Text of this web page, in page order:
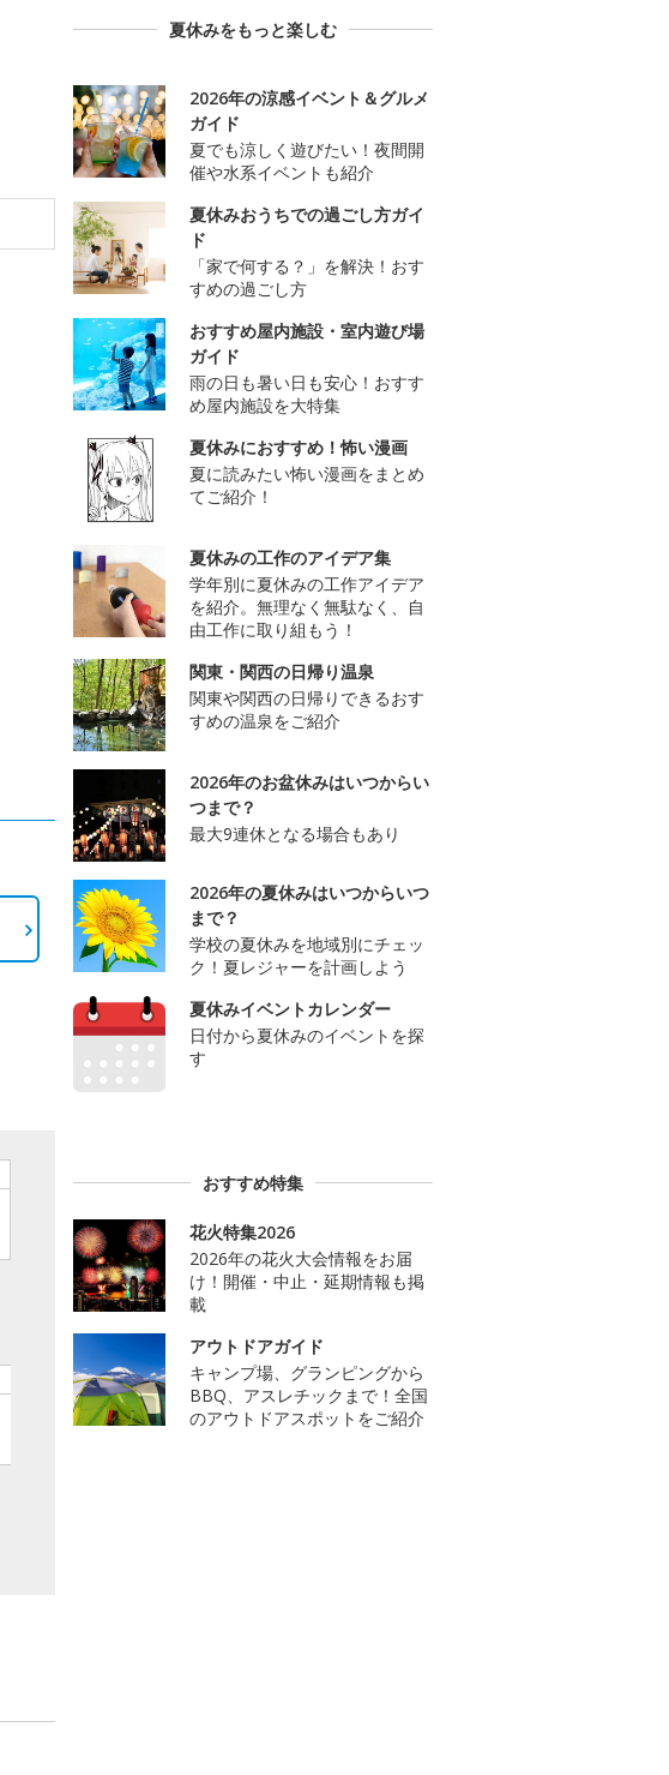
夏休みをもっと楽しむ
2026年の涼感イベント＆グルメ
ガイド
夏でも涼しく遊びたい！夜間開
催や水系イベントも紹介
夏休みおうちでの過ごし方ガイ
ド
「家で何する？」を解決！おす
すめの過ごし方
おすすめ屋内施設・室内遊び場
ガイド
雨の日も暑い日も安心！おすす
め屋内施設を大特集
夏休みにおすすめ！怖い漫画
夏に読みたい怖い漫画をまとめ
てご紹介！
夏休みの工作のアイデア集
学年別に夏休みの工作アイデア
を紹介。無理なく無駄なく、自
由工作に取り組もう！
関東・関西の日帰り温泉
関東や関西の日帰りできるおす
すめの温泉をご紹介
2026年のお盆休みはいつからい
つまで？
最大9連休となる場合もあり
2026年の夏休みはいつからいつ
まで？
学校の夏休みを地域別にチェッ
ク！夏レジャーを計画しよう
夏休みイベントカレンダー
日付から夏休みのイベントを探
す
おすすめ特集
花火特集2026
2026年の花火大会情報をお届
け！開催・中止・延期情報も掲
載
アウトドアガイド
キャンプ場、グランピングから
BBQ、アスレチックまで！全国
のアウトドアスポットをご紹介